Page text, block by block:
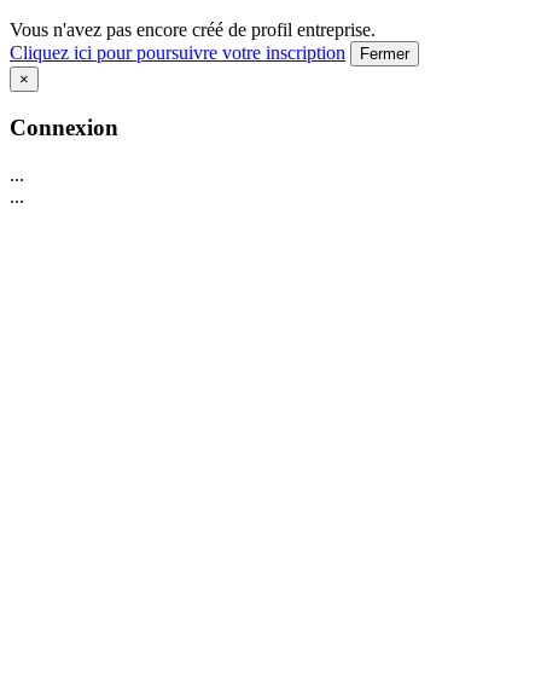
Vous n'avez pas encore créé de profil entreprise.
Cliquez ici pour poursuivre votre inscription
Fermer
×
Connexion
...
...